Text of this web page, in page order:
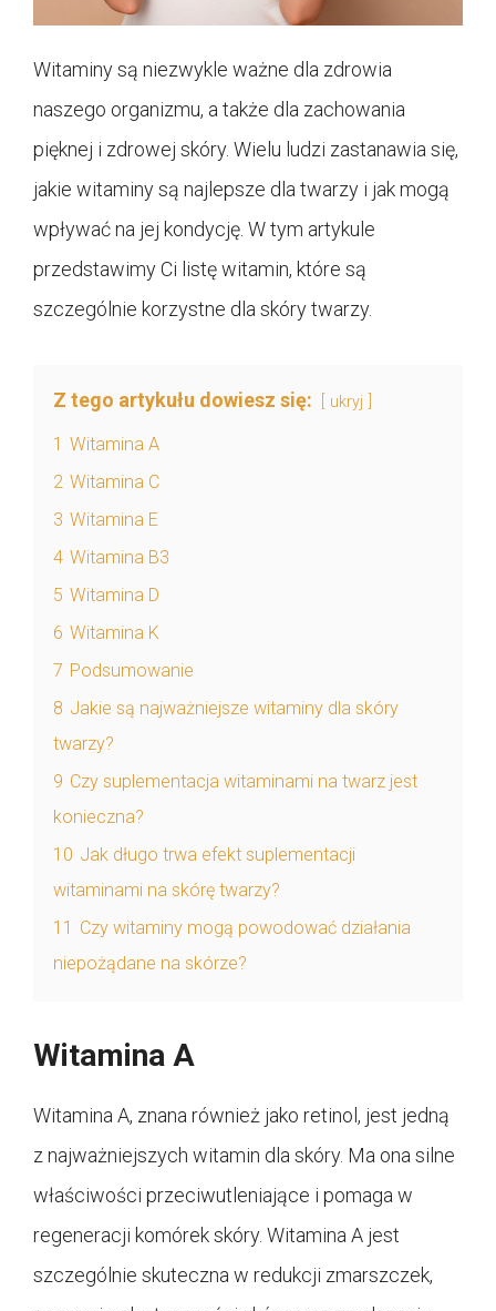
Witaminy są niezwykle ważne dla zdrowia
naszego organizmu, a także dla zachowania
pięknej i zdrowej skóry. Wielu ludzi zastanawia się,
jakie witaminy są najlepsze dla twarzy i jak mogą
wpływać na jej kondycję. W tym artykule
przedstawimy Ci listę witamin, które są
szczególnie korzystne dla skóry twarzy.
Z tego artykułu dowiesz się: ukryj
1 Witamina A
2 Witamina C
3 Witamina E
4 Witamina B3
5 Witamina D
6 Witamina K
7 Podsumowanie
8 Jakie są najważniejsze witaminy dla skóry
twarzy?
9 Czy suplementacja witaminami na twarz jest
konieczna?
10 Jak długo trwa efekt suplementacji
witaminami na skórę twarzy?
11 Czy witaminy mogą powodować działania
niepożądane na skórze?
Witamina A
Witamina A, znana również jako retinol, jest jedną
z najważniejszych witamin dla skóry. Ma ona silne
właściwości przeciwutleniające i pomaga w
regeneracji komórek skóry. Witamina A jest
szczególnie skuteczna w redukcji zmarszczek,